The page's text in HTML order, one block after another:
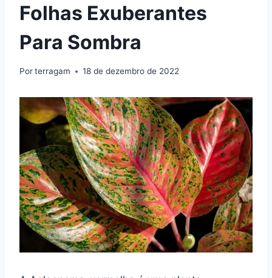
Folhas Exuberantes
Para Sombra
Porterragam 18 de dezembro de 2022